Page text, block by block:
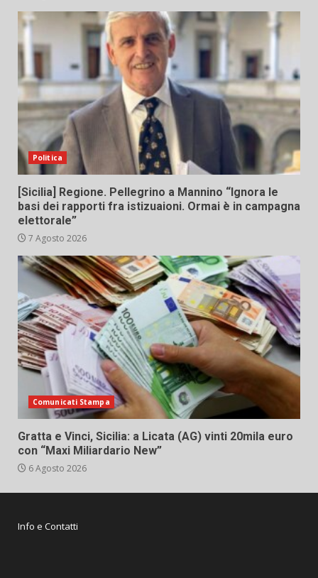
Politica
[Sicilia] Regione. Pellegrino a Mannino “Ignora le
basi dei rapporti fra istizuaioni. Ormai è in campagna
elettorale”
7 Agosto 2026
Comunicati Stampa
Gratta e Vinci, Sicilia: a Licata (AG) vinti 20mila euro
con “Maxi Miliardario New”
6 Agosto 2026
Info e Contatti